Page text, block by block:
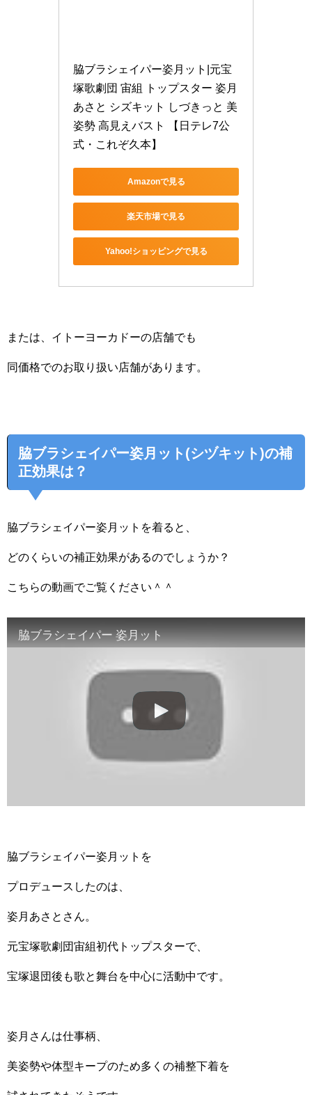
脇ブラシェイパー姿月ット|元宝
塚歌劇団 宙組 トップスター 姿月
あさと シズキット しづきっと 美
姿勢 高見えバスト 【日テレ7公
式・これぞ久本】
Amazonで見る
楽天市場で見る
Yahoo!ショッピングで見る
または、イトーヨーカドーの店舗でも
同価格でのお取り扱い店舗があります。
脇ブラシェイパー姿月ット(シヅキット)の補
正効果は？
脇ブラシェイパー姿月ットを着ると、
どのくらいの補正効果があるのでしょうか？
こちらの動画でご覧ください＾＾
脇ブラシェイパー 姿月ット
脇ブラシェイパー姿月ットを
プロデュースしたのは、
姿月あさとさん。
元宝塚歌劇団宙組初代トップスターで、
宝塚退団後も歌と舞台を中心に活動中です。
姿月さんは仕事柄、
美姿勢や体型キープのため多くの補整下着を